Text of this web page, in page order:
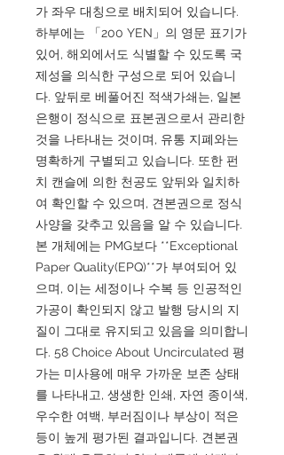
가 좌우 대칭으로 배치되어 있습니다.
하부에는 「200 YEN」의 영문 표기가
있어, 해외에서도 식별할 수 있도록 국
제성을 의식한 구성으로 되어 있습니
다. 앞뒤로 베풀어진 적색가쇄는, 일본
은행이 정식으로 표본권으로서 관리한
것을 나타내는 것이며, 유통 지폐와는
명확하게 구별되고 있습니다. 또한 펀
치 캔슬에 의한 천공도 앞뒤와 일치하
여 확인할 수 있으며, 견본권으로 정식
사양을 갖추고 있음을 알 수 있습니다.
본 개체에는 PMG보다 **Exceptional
Paper Quality(EPQ)**가 부여되어 있
으며, 이는 세정이나 수복 등 인공적인
가공이 확인되지 않고 발행 당시의 지
질이 그대로 유지되고 있음을 의미합니
다. 58 Choice About Uncirculated 평
가는 미사용에 매우 가까운 보존 상태
를 나타내고, 생생한 인쇄, 자연 종이색,
우수한 여백, 부러짐이나 부상이 적은
등이 높게 평가된 결과입니다. 견본권